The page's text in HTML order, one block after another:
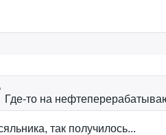
Где-то на
так получилось...